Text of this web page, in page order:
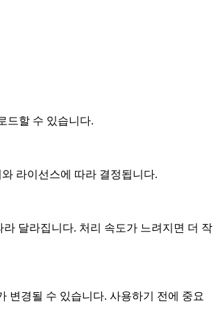
드할 수 있습니다.
라이선스에 따라 결정됩니다.
달라집니다. 처리 속도가 느려지면 더 작
변경될 수 있습니다. 사용하기 전에 중요